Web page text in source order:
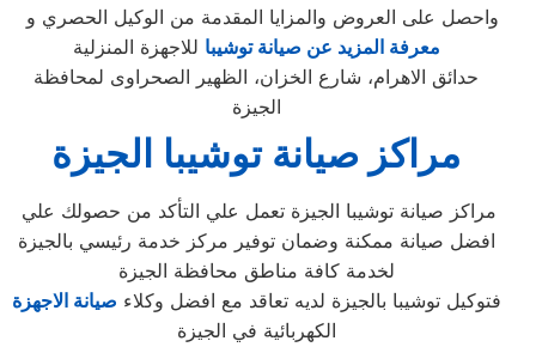
واحصل على العروض والمزايا المقدمة من الوكيل الحصري و
معرفة المزيد عن صيانة توشيبا للاجهزة المنزلية
حدائق الاهرام، شارع الخزان، الظهير الصحراوى لمحافظة
الجيزة
مراكز صيانة توشيبا الجيزة
افضل صيانة ممكنة وضمان توفير مركز خدمة رئيسي بالجيزة
لخدمة كافة مناطق محافظة الجيزة
فتوكيل توشيبا بالجيزة لديه تعاقد مع افضل وكلاء صيانة الاجهزة
الكهربائية في الجيزة